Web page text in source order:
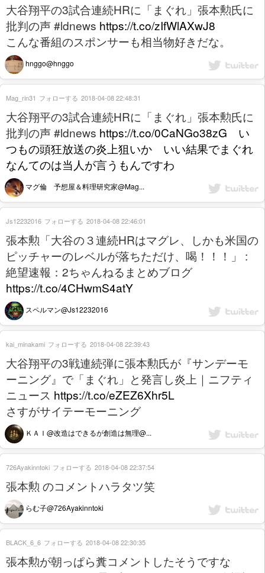
大谷翔平の3試合連続HRに「まぐれ」張本勲氏に
批判の声 #ldnews https://t.co/zIfWlAXwJ8
こんな番組のスポンサーも相当物好きだな。
hnggo@hnggo
大谷翔平の3試合連続HRに「まぐれ」張本勲氏に
批判の声 #ldnews https://t.co/0CaNGo38zG い
つもの頭狂放送の炎上狙いか いい結果でまぐれ
なんてのは当人が言うもんですわ
マグ倫 予想屋＆料理研究家@Mag...
Mag_rin31 フォローする 2018-04-08 22:48:31
張本勲「大谷の３連続HRはマグレ、しかも米国の
ピッチャーのレベルが落ちただけ、喝！！！」 :
絶望速報：2ちゃんねるまとめブログ
https://t.co/4CHwmS4atY
スペルマン@Js12232016
Js12232016 フォローする 2018-04-08 22:46:01
大谷翔平の3戦連続弾に張本勲氏が『サンデーモ
ーニング』で「まぐれ」と発言し炎上｜ニフティ
ニュース https://t.co/eZEZ6Xhr5L
さすがサイテーモーニング
ＫＡＩ@改造はできるが創造は無理@...
kai_minakami フォローする 2018-04-08 22:39:43
張本勲 のコメントハラタツ笑
らむ子@726Ayakinntoki
726Ayakinntoki フォローする 2018-04-08 22:37:54
張本勲が朝っぱら糞コメントしたそうですな
BLACK_6_6 フォローする 2018-04-08 22:30:35